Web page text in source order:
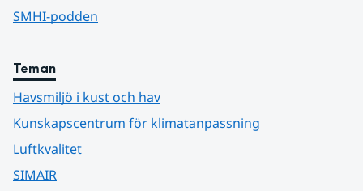
SMHI-podden
Teman
Havsmiljö i kust och hav
Kunskapscentrum för klimatanpassning
Luftkvalitet
SIMAIR